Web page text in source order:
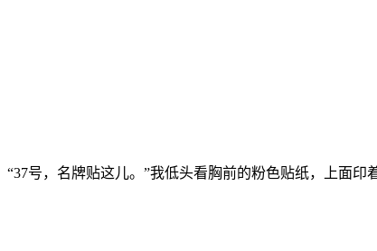
号，名牌贴这儿。”我低头看胸前的粉色贴纸，上面印